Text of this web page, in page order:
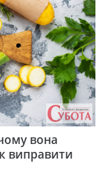
вона
виправити